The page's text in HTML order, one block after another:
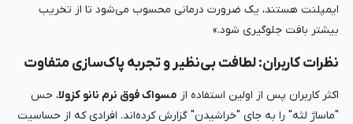
ایمپلنت هستند، یک ضرورت درمانی محسوب می‌شود تا از تخریب
بیشتر بافت جلوگیری شود.»
نظرات کاربران: لطافت بی‌نظیر و تجربه پاک‌سازی متفاوت
اکثر کاربران پس از اولین استفاده از مسواک فوق نرم نانو کزولا، حس
"ماساژ لثه" را به جای "خراشیدن" گزارش کرده‌اند. افرادی که از حساسیت